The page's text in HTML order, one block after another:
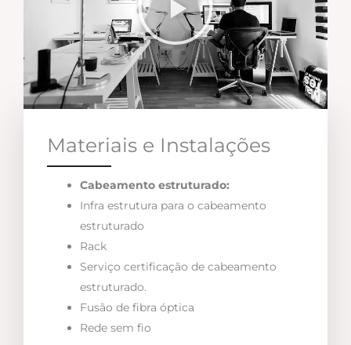
Materiais e Instalações
Cabeamento estruturado:
Infra estrutura para o cabeamento
estruturado
Rack
Serviço certificação de cabeamento
estruturado.
Fusão de fibra óptica
Rede sem fio